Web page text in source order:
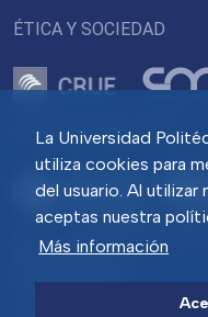
La Universidad
utiliza cookies para
del usuario. Al utilizar
aceptas nuestra
Más información
ACCESOS DIRECTOS
Pza. del Cronista Isidoro Valverde
Edif. La Milagrosa
ÉTICA Y SOCIEDAD